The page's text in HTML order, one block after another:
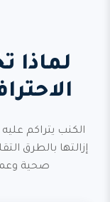
لماذا
الكنب يتراكم
إزالتها بالطرق
صحية